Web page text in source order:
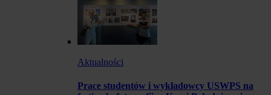
Aktualności
Prace studentów i wykładowcy USWPS na